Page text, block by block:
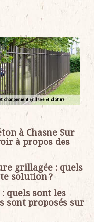
à Chasne Sur
à propos des
grillagée : quels
solution ?
quels sont les
sont proposés sur